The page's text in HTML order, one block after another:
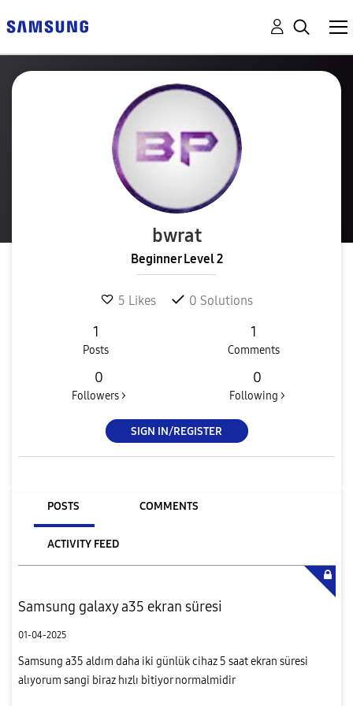
bwrat
Beginner Level 2
5 Likes 0 Solutions
1
Posts
1
Comments
0
Followers >
0
Following >
SIGN IN/REGISTER
POSTS COMMENTS
ACTIVITY FEED
Samsung galaxy a35 ekran süresi
01-04-2025
Samsung a35 aldım daha iki günlük cihaz 5 saat ekran süresi
alıyorum sangi biraz hızlı bitiyor normalmidir